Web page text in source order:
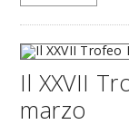
Il XXVII
marzo